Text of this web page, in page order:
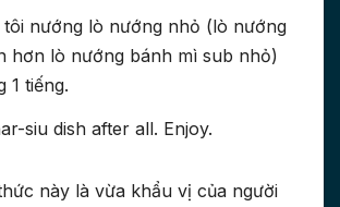
tôi nướng lò nướng nhỏ (lò nướng
hơn lò nướng bánh mì sub nhỏ)
1 tiếng.
siu dish after all. Enjoy.
này là vừa khẩu vị của người